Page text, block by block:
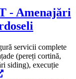
- Amenajări
servicii complete
(pereți cortină,
siding), execuție